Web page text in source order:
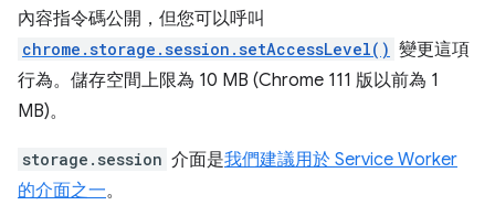
內容指令碼公開，但您可以呼叫
chrome.storage.session.setAccessLevel() 變更這項
行為。儲存空間上限為 10 MB (Chrome 111 版以前為 1
MB)。
storage.session 介面是我們建議用於 Service Worker
的介面之一。